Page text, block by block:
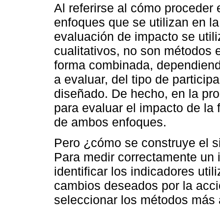
Al referirse al cómo proceder
enfoques que se utilizan en
evaluación de impacto se
cualitativos, no son métodos
forma combinada,
a evaluar, del tipo de
diseñado. De hecho, en la
para evaluar el impacto de
de ambos enfoques.
Pero ¿cómo se construye el
Para medir correctamente
identificar los indicadores
cambios deseados por la
seleccionar los métodos